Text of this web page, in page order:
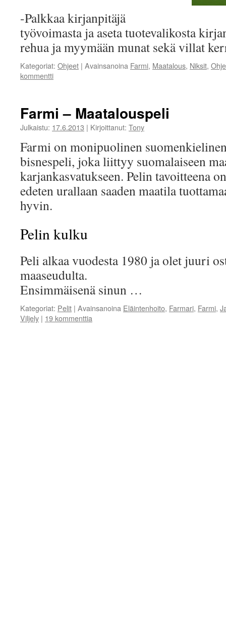
-Palkkaa kirjanpitäjä
työvoimasta ja aseta tuotevalikosta
rehua ja myymään munat sekä villat
Kategoriat: Ohjeet | Avainsanoina Farmi, Maatalous, Niksit,
kommentti
Farmi – Maatalouspeli
Julkaistu: 17.6.2013 | Kirjoittanut: Tony
Farmi on monipuolinen
bisnespeli, joka liittyy suomalaiseen
karjankasvatukseen. Pelin tavoitteena
edeten urallaan saaden maatila
hyvin.
Pelin kulku
Peli alkaa vuodesta 1980 ja olet juuri
maaseudulta.
Ensimmäisenä sinun …
Kategoriat: Pelit | Avainsanoina Eläintenhoito, Farmari, Farmi,
Viljely | 19 kommenttia